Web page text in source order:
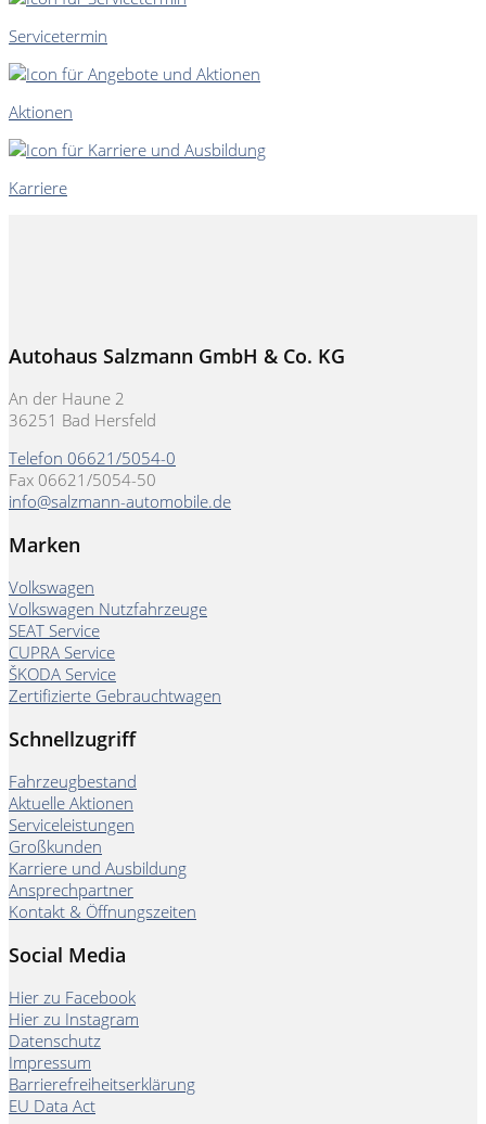
Servicetermin
Aktionen
Karriere
Autohaus Salzmann GmbH & Co. KG
An der Haune 2
36251 Bad Hersfeld
Telefon 06621/5054-0
Fax 06621/5054-50
info@salzmann-automobile.de
Marken
Volkswagen
Volkswagen Nutzfahrzeuge
SEAT Service
CUPRA Service
ŠKODA Service
Zertifizierte Gebrauchtwagen
Schnellzugriff
Fahrzeugbestand
Aktuelle Aktionen
Serviceleistungen
Großkunden
Karriere und Ausbildung
Ansprechpartner
Kontakt & Öffnungszeiten
Social Media
Hier zu Facebook
Hier zu Instagram
Datenschutz
Impressum
Barrierefreiheitserklärung
EU Data Act